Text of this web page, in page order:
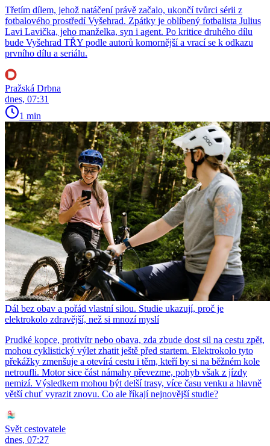
Třetím dílem, jehož natáčení právě začalo, ukončí tvůrci sérii z
fotbalového prostředí Vyšehrad. Zpátky je oblíbený fotbalista Julius
Lavi Lavička, jeho manželka, syn i agent. Po kritice druhého dílu
bude Vyšehrad TŘY podle autorů komornější a vrací se k odkazu
prvního dílu a seriálu.
Pražská Drbna
dnes, 07:31
1 min
Dál bez obav a pořád vlastní silou. Studie ukazují, proč je
elektrokolo zdravější, než si mnozí myslí
Prudké kopce, protivítr nebo obava, zda zbude dost sil na cestu zpět,
mohou cyklistický výlet zhatit ještě před startem. Elektrokolo tyto
překážky zmenšuje a otevírá cestu i těm, kteří by si na běžném kole
netroufli. Motor sice část námahy převezme, pohyb však z jízdy
nemizí. Výsledkem mohou být delší trasy, více času venku a hlavně
větší chuť vyrazit znovu. Co ale říkají nejnovější studie?
Svět cestovatele
dnes, 07:27